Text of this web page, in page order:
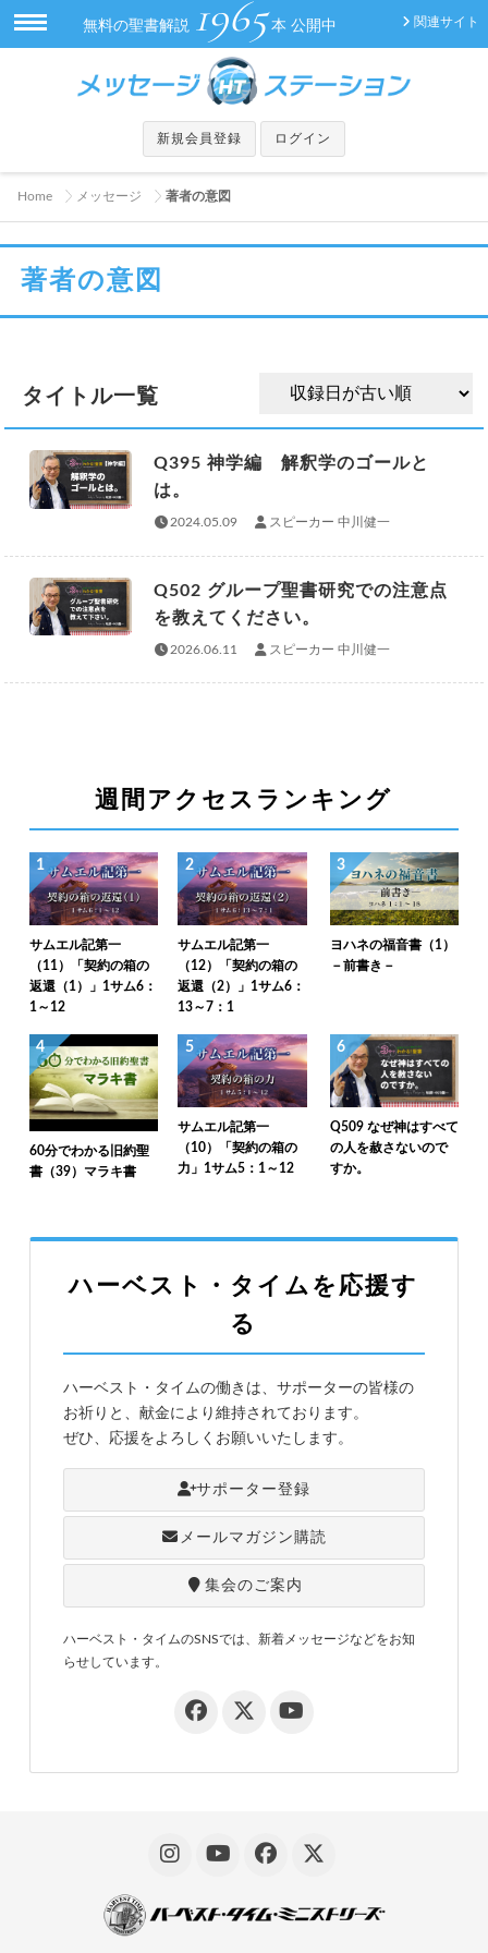
関連サイト
無料の聖書解説 1965 本 公開中
新規会員登録 ログイン
Home メッセージ 著者の意図
著者の意図
タイトル一覧
Q395 神学編 解釈学のゴールと
は。
2024.05.09 スピーカー 中川健一
Q502 グループ聖書研究での注意点
を教えてください。
2026.06.11 スピーカー 中川健一
週間アクセスランキング
1
サムエル記第一
（11）「契約の箱の
返還（1）」1サム6：
1～12
2
サムエル記第一
（12）「契約の箱の
返還（2）」1サム6：
13～7：1
3
ヨハネの福音書（1）
－前書き－
4
60分でわかる旧約聖
書（39）マラキ書
5
サムエル記第一
（10）「契約の箱の
力」1サム5：1～12
6
Q509 なぜ神はすべて
の人を赦さないので
すか。
ハーベスト・タイムを応援す
る
ハーベスト・タイムの働きは、サポーターの皆様の
お祈りと、献金により維持されております。
ぜひ、応援をよろしくお願いいたします。
サポーター登録
メールマガジン購読
集会のご案内
ハーベスト・タイムのSNSでは、新着メッセージなどをお知
らせしています。